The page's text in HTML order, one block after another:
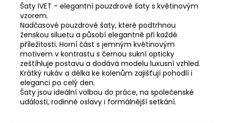
Šaty IVET - elegantní pouzdrové šaty s květinovým
vzorem.
Nadčasové pouzdrové šaty, které podtrhnou
ženskou siluetu a působí elegantně při každé
příležitosti. Horní část s jemným květinovým
motivem v kontrastu s černou sukní opticky
zeštíhluje postavu a dodává modelu luxusní vzhled.
Krátký rukáv a délka ke kolenům zajišťují pohodlí i
eleganci po celý den.
Šaty jsou ideální volbou do práce, na společenské
události, rodinné oslavy i formálnější setkání.